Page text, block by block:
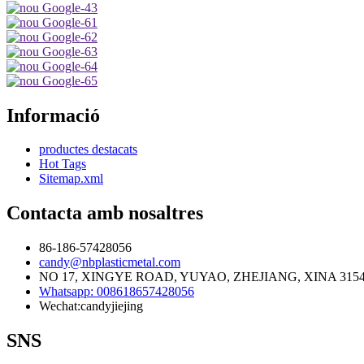
Informació
productes destacats
Hot Tags
Sitemap.xml
Contacta amb nosaltres
86-186-57428056
candy@nbplasticmetal.com
NO 17, XINGYE ROAD, YUYAO, ZHEJIANG, XINA
Whatsapp: 008618657428056
Wechat:candyjiejing
SNS